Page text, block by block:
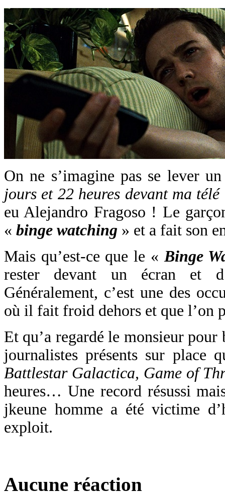
On ne s’imagine pas se lever
jours et 22 heures devant ma télé
eu Alejandro Fragoso ! Le
« binge watching » et a fait son
Mais qu’est-ce que le « Binge
rester devant un écran et
Généralement, c’est une des
où il fait froid dehors et que l’on
Et qu’a regardé le monsieur
journalistes présents sur place
Battlestar Galactica, Game of
heures… Une record résussi
jkeune homme a été victime
exploit.
Aucune réaction